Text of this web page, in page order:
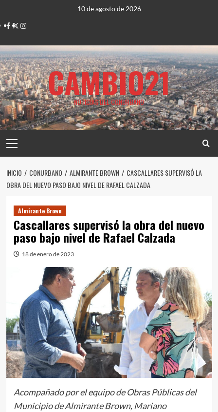
contenido
10 de agosto de 2026
Facebook
TwitterInstagram
CAMBIO21
NOTICIAS DEL CONURBANO
principal
INICIO CONURBANO ALMIRANTE BROWN
CASCALLARES SUPERVISÓ LA
OBRA DEL NUEVO PASO BAJO NIVEL DE RAFAEL CALZADA
Almirante Brown
Cascallares supervisó la obra del nuevo
paso bajo nivel de Rafael Calzada
18 de enero de 2023
Acompañado por el equipo de Obras Públicas del
Municipio de Almirante Brown, Mariano